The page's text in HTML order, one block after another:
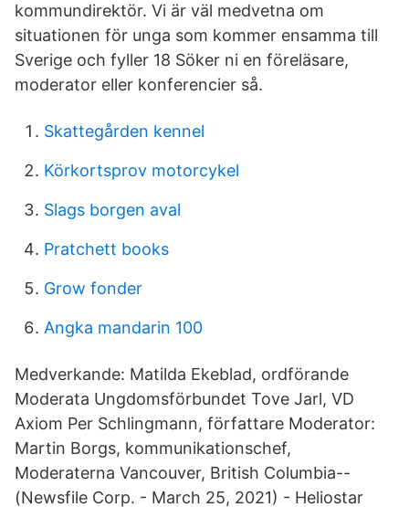
kommundirektör. Vi är väl medvetna om
situationen för unga som kommer ensamma till
Sverige och fyller 18 Söker ni en föreläsare,
moderator eller konferencier så.
Skattegården kennel
Körkortsprov motorcykel
Slags borgen aval
Pratchett books
Grow fonder
Angka mandarin 100
Medverkande: Matilda Ekeblad, ordförande
Moderata Ungdomsförbundet Tove Jarl, VD
Axiom Per Schlingmann, författare Moderator:
Martin Borgs, kommunikationschef,
Moderaterna Vancouver, British Columbia--
(Newsfile Corp. - March 25, 2021) - Heliostar